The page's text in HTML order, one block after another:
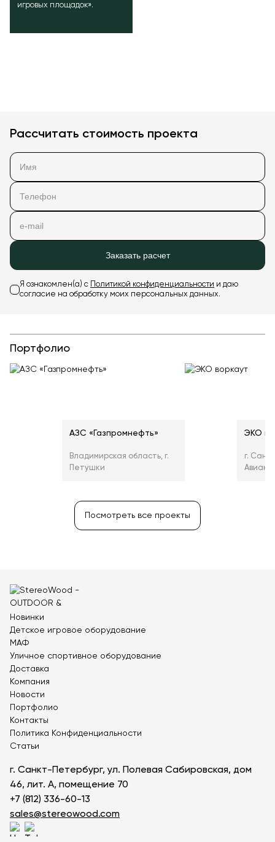
игровых площадок».
Рассчитать стоимость проекта
Заказать расчет
Я ознакомлен(а) с Политикой конфиденциальности и даю
согласие на обработку моих персональных данных.
Портфолио
АЗС «Газпромнефть»
Владимирская область, г.
Петушки
ЭКО
г.
Посмотреть все проекты
Новинки
Детское игровое оборудование
МАФ
Уличное спортивное оборудование
Доставка
Компания
Новости
Портфолио
Контакты
Политика Конфиденциальности
Статьи
г. Санкт-Петербург, ул. Полевая Сабировская, дом
46, лит. А, помещение 70
+7 (812) 336-60-13
sales@stereowood.com